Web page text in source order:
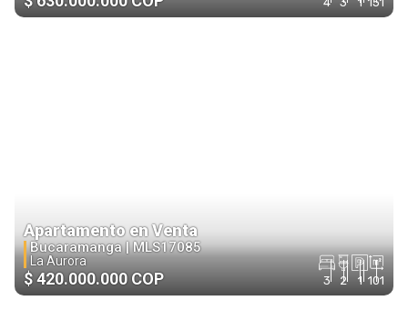
Apartamento en Venta
Bucaramanga |MLS17085
La Aurora
$ 420.000.000 COP 3 2 1 101